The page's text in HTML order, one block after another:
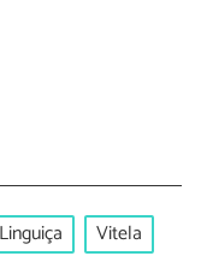
Linguiça
Vitela